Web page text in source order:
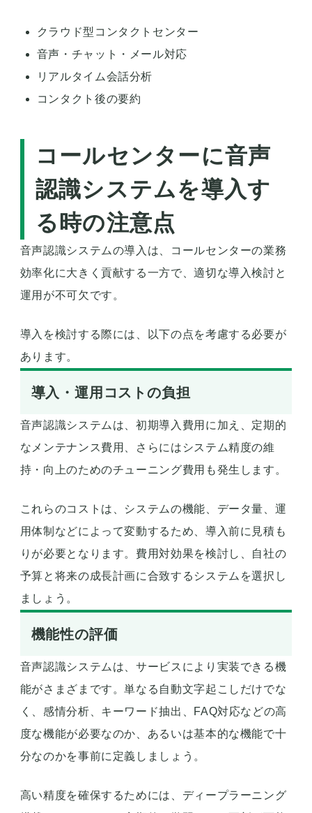
クラウド型コンタクトセンター
音声・チャット・メール対応
リアルタイム会話分析
コンタクト後の要約
コールセンターに音声
認識システムを導入す
る時の注意点
音声認識システムの導入は、コールセンターの業務
効率化に大きく貢献する一方で、適切な導入検討と
運用が不可欠です。
導入を検討する際には、以下の点を考慮する必要が
あります。
導入・運用コストの負担
音声認識システムは、初期導入費用に加え、定期的
なメンテナンス費用、さらにはシステム精度の維
持・向上のためのチューニング費用も発生します。
これらのコストは、システムの機能、データ量、運
用体制などによって変動するため、導入前に見積も
りが必要となります。費用対効果を検討し、自社の
予算と将来の成長計画に合致するシステムを選択し
ましょう。
機能性の評価
音声認識システムは、サービスにより実装できる機
能がさまざまです。単なる自動文字起こしだけでな
く、感情分析、キーワード抽出、FAQ対応などの高
度な機能が必要なのか、あるいは基本的な機能で十
分なのかを事前に定義しましょう。
高い精度を確保するためには、ディープラーニング